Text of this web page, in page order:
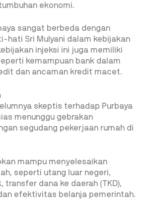
ekonomi.
sangat berbeda dengan
hati Sri Mulyani dalam kebijakan
injeksi ini juga memiliki
kemampuan bank dalam
dan ancaman kredit macet.
skeptis terhadap Purbaya
menunggu gebrakan
segudang pekerjaan rumah di
mampu menyelesaikan
seperti utang luar negeri,
transfer dana ke daerah (TKD),
efektivitas belanja pemerintah.